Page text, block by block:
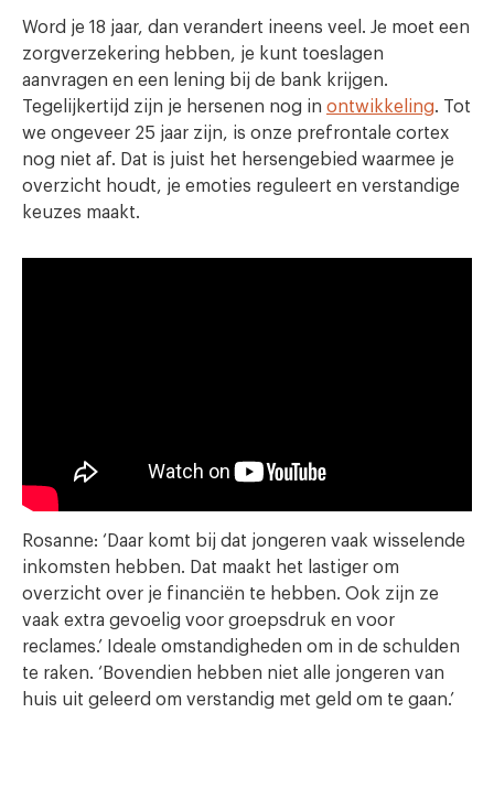
Word je 18 jaar, dan verandert ineens veel. Je moet een
zorgverzekering hebben, je kunt toeslagen
aanvragen en een lening bij de bank krijgen.
Tegelijkertijd zijn je hersenen nog in ontwikkeling. Tot
we ongeveer 25 jaar zijn, is onze prefrontale cortex
nog niet af. Dat is juist het hersengebied waarmee je
overzicht houdt, je emoties reguleert en verstandige
keuzes maakt.
Rosanne: ‘Daar komt bij dat jongeren vaak wisselende
inkomsten hebben. Dat maakt het lastiger om
overzicht over je financiën te hebben. Ook zijn ze
vaak extra gevoelig voor groepsdruk en voor
reclames.’ Ideale omstandigheden om in de schulden
te raken. ‘Bovendien hebben niet alle jongeren van
huis uit geleerd om verstandig met geld om te gaan.’